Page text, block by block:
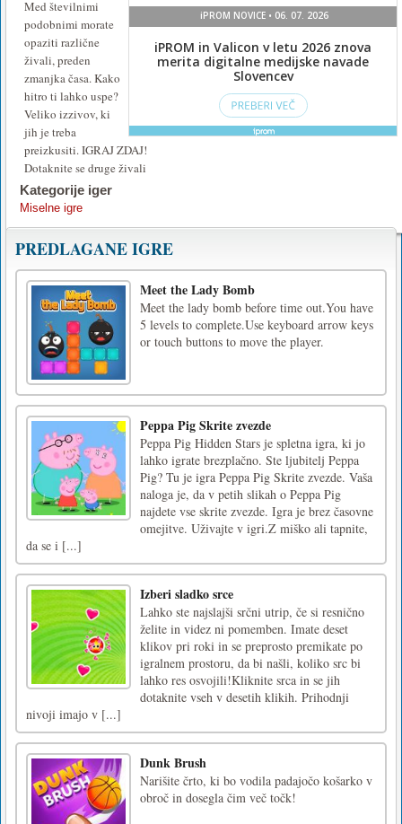
Med številnimi
podobnimi morate
opaziti različne
živali, preden
zmanjka časa. Kako
hitro ti lahko uspe?
Veliko izzivov, ki
jih je treba
preizkusiti. IGRAJ ZDAJ!
Dotaknite se druge živali
Kategorije iger
Miselne igre
PREDLAGANE IGRE
Meet the Lady Bomb
Meet the lady bomb before time out.You have
5 levels to complete.Use keyboard arrow keys
or touch buttons to move the player.
Peppa Pig Skrite zvezde
Peppa Pig Hidden Stars je spletna igra, ki jo
lahko igrate brezplačno. Ste ljubitelj Peppa
Pig? Tu je igra Peppa Pig Skrite zvezde. Vaša
naloga je, da v petih slikah o Peppa Pig
najdete vse skrite zvezde. Igra je brez časovne
omejitve. Uživajte v igri.Z miško ali tapnite,
da se i [...]
Izberi sladko srce
Lahko ste najslajši srčni utrip, če si resnično
želite in videz ni pomemben. Imate deset
klikov pri roki in se preprosto premikate po
igralnem prostoru, da bi našli, koliko src bi
lahko res osvojili!Kliknite srca in se jih
dotaknite vseh v desetih klikih. Prihodnji
nivoji imajo v [...]
Dunk Brush
Narišite črto, ki bo vodila padajočo košarko v
obroč in dosegla čim več točk!